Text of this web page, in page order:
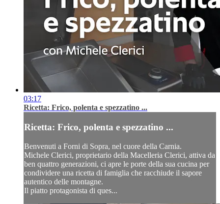
03:17
Ricetta: Frico, polenta e spezzatino ...
Ricetta: Frico, polenta e spezzatino ...
Benvenuti a Forni di Sopra, nel cuore della Carnia.
Michele Clerici, proprietario della Macelleria Clerici, attiva da
ben quattro generazioni, ci apre le porte della sua cucina per
condividere una ricetta di famiglia che racchiude il sapore
autentico delle montagne.
Il piatto protagonista di ques...